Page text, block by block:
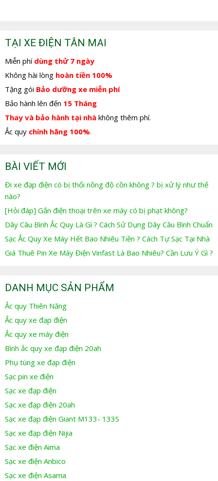
TẠI XE ĐIỆN TÂN MAI
Miễn phí dùng thử 7 ngày
Không hài lòng hoàn tiền 100%
Tặng gói Bảo dưỡng xe miễn phí
Bảo hành lên đến 15 Tháng
Thay và bảo hành tại nhà không thêm phí.
Ắc quy chính hãng 100%.
BÀI VIẾT MỚI
Đi xe đạp điện có bị thổi nồng độ cồn không ? bị xử lý như thế
nào?
[Hỏi đáp] Gắn điện thoại trên xe máy có bị phạt không?
Dây Câu Bình Ắc Quy Là Gì ? Cách Sử Dụng Dây Câu Bình Chuẩn
Sạc Ắc Quy Xe Máy Hết Bao Nhiêu Tiền ? Cách Tự Sạc Tại Nhà
Giá Thuê Pin Xe Máy Điện Vinfast Là Bao Nhiêu? Cần Lưu Ý Gì ?
DANH MỤC SẢN PHẨM
Ắc quy Thiên Năng
Ắc quy xe đạp điện
Ắc quy xe máy điện
Bình ắc quy xe đạp điện 20ah
Phụ tùng xe đạp điện
Sạc pin xe điện
Sạc xe đạp điện
Sạc xe đạp điện 20ah
Sạc xe đạp điện Giant M133- 133S
Sạc xe đạp điện Nijia
Sạc xe điện Aima
Sạc xe điện Anbico
Sạc xe điện Asama